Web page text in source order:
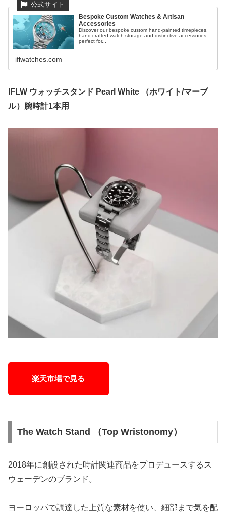
Bespoke Custom Watches & Artisan
Accessories
Discover our bespoke custom hand-painted timepieces,
hand-crafted watch storage and distinctive accessories,
perfect for...
iflwatches.com
IFLW ウォッチスタンド Pearl White （ホワイト/マーブ
ル）腕時計1本用
楽天市場で見る
The Watch Stand （Top Wristonomy）
2018年に創設された時計関連商品をプロデュースするス
ウェーデンのブランド。
ヨーロッパで調達した上質な素材を使い、細部まで気を配